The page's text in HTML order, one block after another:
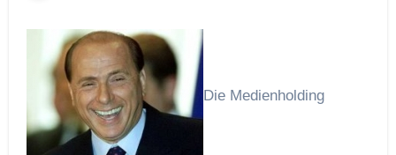
Die Medienholding